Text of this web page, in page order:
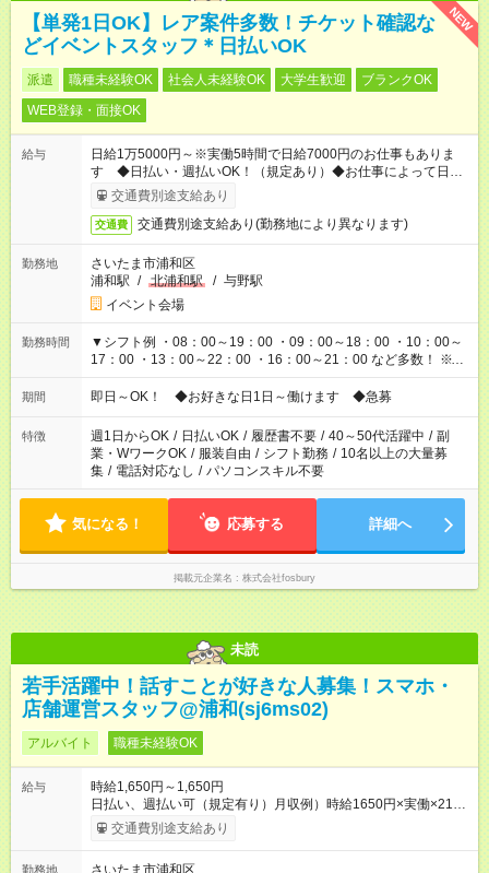
NEW
【単発1日OK】レア案件多数！チケット確認な
どイベントスタッフ＊日払いOK
派遣 職種未経験OK 社会人未経験OK 大学生歓迎
ブランクOK
WEB登録・面接OK
給与
日給1万5000円～※実働5時間で日給7000円のお仕事もありま
す ◆日払い・週払いOK！（規定あり）◆お仕事によって日給も
異なります
交通費別途支給あり
交通費 交通費別途支給あり(勤務地により異なります)
勤務地
さいたま市浦和区
浦和駅 / 北浦和駅 / 与野駅
イベント会場
勤務時間
▼シフト例 ・08：00～19：00 ・09：00～18：00 ・10：00～
17：00 ・13：00～22：00 ・16：00～21：00 など多数！ ※お
仕事により勤務時間が異なります
期間 即日～OK！ ◆お好きな日1日～働けます ◆急募
特徴 週1日からOK / 日払いOK / 履歴書不要 / 40～50代活躍中 / 副
業・WワークOK / 服装自由 / シフト勤務 / 10名以上の大量募
集 / 電話対応なし / パソコンスキル不要
気になる！ 応募する 詳細へ
掲載元企業名 株式会社fosbury
未読
若手活躍中！話すことが好きな人募集！スマホ・
店舗運営スタッフ@浦和(sj6ms02)
アルバイト 職種未経験OK
給与
時給1,650円～1,650円
日払い、週払い可（規定有り）月収例）時給1650円×実働×21日
＝27万7200円 【試用期間】試用期間なし
交通費別途支給あり
勤務地 さいたま市浦和区